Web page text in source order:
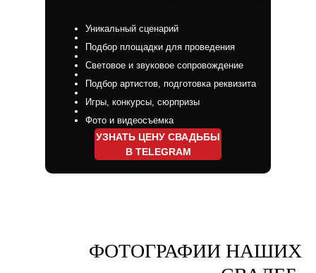
Уникальный сценарий
Подбор площадки для проведения
Световое и звуковое сопровождение
Подбор артистов, подготовка реквизита
Игры, конкурсы, сюрпризы
Фото и видеосъемка
УЗНАТЬ ЦЕНУ СВАДЬБЫ
В TELEGRAM
ФОТОГРАФИИ НАШИХ